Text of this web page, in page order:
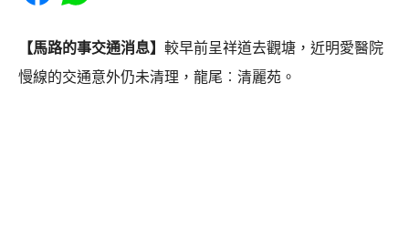
【馬路的事交通消息】 較早前呈祥道去觀塘，近明愛醫院
慢線的交通意外仍未清理，龍尾︰清麗苑。